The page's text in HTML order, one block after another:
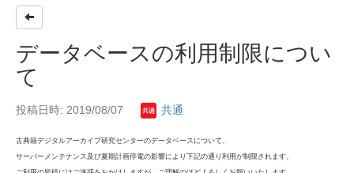
データベースの利用制限につい
て
投稿日時: 2019/08/07 共通
古典籍デジタルアーカイブ研究センターのデータベースについて、
サーバーメンテナンス及び夏期計画停電の影響により下記の通り利用が制限されます。